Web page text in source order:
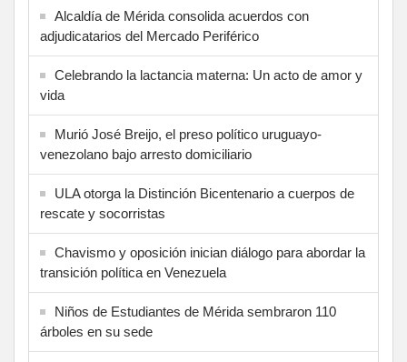
Alcaldía de Mérida consolida acuerdos con
adjudicatarios del Mercado Periférico
Celebrando la lactancia materna: Un acto de amor y
vida
Murió José Breijo, el preso político uruguayo-
venezolano bajo arresto domiciliario
ULA otorga la Distinción Bicentenario a cuerpos de
rescate y socorristas
Chavismo y oposición inician diálogo para abordar la
transición política en Venezuela
Niños de Estudiantes de Mérida sembraron 110
árboles en su sede